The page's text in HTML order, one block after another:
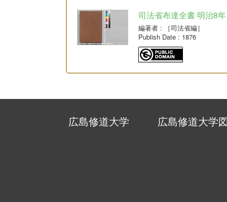
司法省布達全書 明治8年
編著者 : ［司法省編］
Publish Date : 1876
広島修道大学 広島修道大学